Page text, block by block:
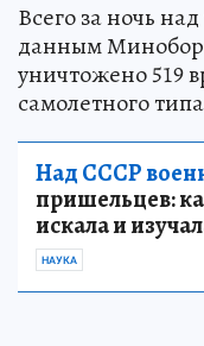
Всего за ночь
данным
уничтожено 519
самолетного
Над СССР
пришельцев:
искала и
НАУКА